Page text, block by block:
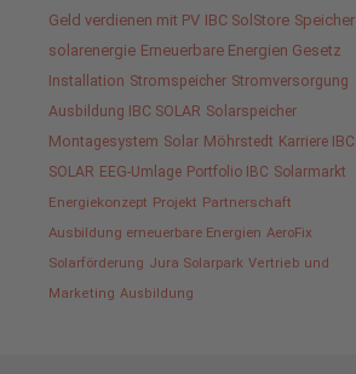
Geld verdienen mit PV IBC SolStore Speicher
solarenergie Erneuerbare Energien Gesetz
Installation Stromspeicher Stromversorgung
Ausbildung IBC SOLAR Solarspeicher
Montagesystem Solar Möhrstedt Karriere IBC
SOLAR EEG-Umlage Portfolio IBC Solarmarkt
Energiekonzept Projekt Partnerschaft
Ausbildung erneuerbare Energien AeroFix
Solarförderung Jura Solarpark Vertrieb und
Marketing Ausbildung